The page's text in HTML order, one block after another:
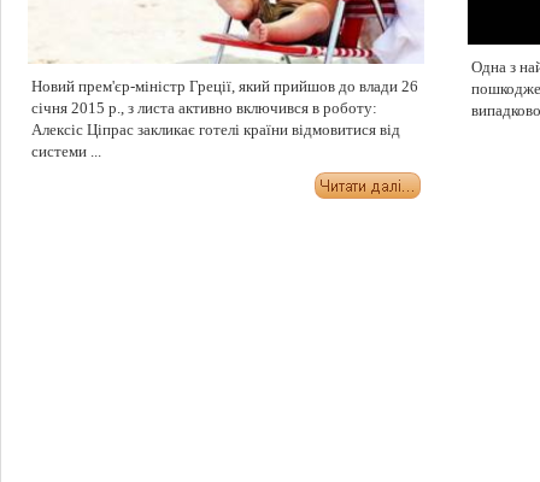
Новий прем'єр-міністр Греції, який прийшов до влади 26
січня 2015 р., з листа активно включився в роботу:
Алекcіс Ціпрaс закликає готелі країни відмовитися від
системи ...
Одна з